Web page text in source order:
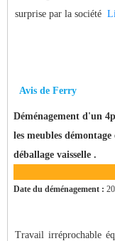
surprise par la société
Avis de Ferry
Déménagement d'un
les meubles
déballage vaisselle .
Date du déménagement :
Travail irréprochable